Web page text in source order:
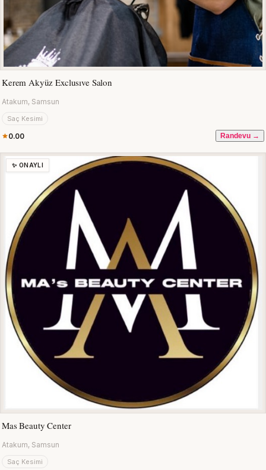
Kerem Akyüz Exclusıve Salon
Atakum, Samsun
Saç Kesimi
0.00 Randevu →
✨ ONAYLI
Mas Beauty Center
Atakum, Samsun
Saç Kesimi